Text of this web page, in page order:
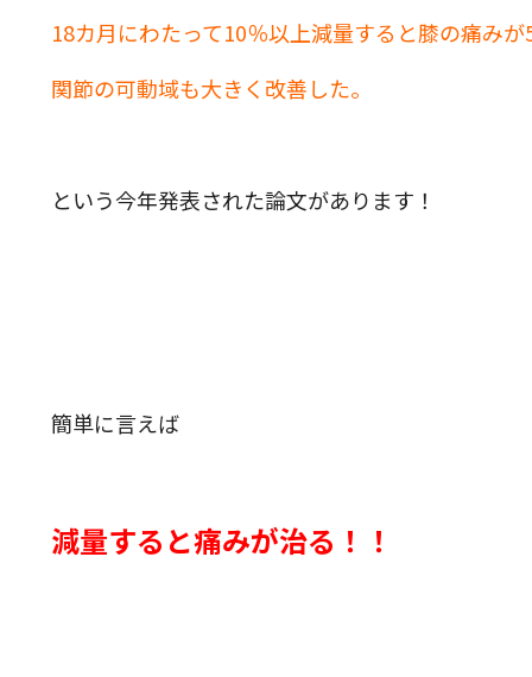
18カ月にわたって10％以上減量すると膝の痛みが
関節の可動域も大きく改善した。
という今年発表された論文があります！
簡単に言えば
減量すると痛みが治る！！